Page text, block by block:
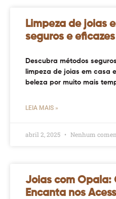
Limpeza de joias
seguros e eficazes
Descubra métodos
limpeza de joias em casa
beleza por muito mais
LEIA MAIS »
abril 2, 2025 Nenhum
Joias com Opala:
Encanta nos